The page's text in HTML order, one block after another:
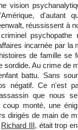
vision
d'autant
réussissent à
psychopathe
incarnée par la
de famille se
sordide. Au crime de
battu. Sans
négatif. Ce n'est
que nous
monté, une
dirigés de main de
Richard III, était trop